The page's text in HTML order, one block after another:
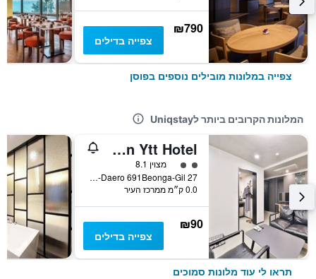
₪790
צפייה בדילים
צפייה במלונות מובילים נוספים בפוסן
המלונות הקרובים ביותר לUniqstay
Busan Seomyeon Ytt Hotel
2 דירוג מחלקת נוסעים
מצוין 8.1
27 Jungang-Daero 691Beonga-Gil, פוסן, דרום קוריאה
0.0 ק״מ ממרכז העיר
₪90
צפייה בדילים
תראו לי עוד מלונות סמוכים